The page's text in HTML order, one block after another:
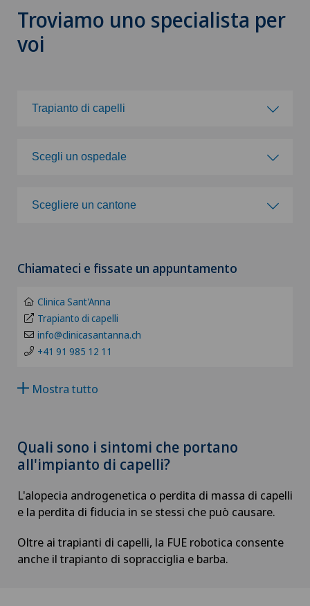
Troviamo uno specialista per
voi
Trapianto di capelli
Alter G
Andrologia
Angiologia
Artroscopia del ginocchio
Scegli un ospedale
Clinica Sant'Anna
Pazienti internazionali
Scegliere un cantone
BE
FR
GE
GR
VS
JU
Chiamateci e fissate un appuntamento
Clinica Sant'Anna
Trapianto di capelli
info@clinicasantanna.ch
+41 91 985 12 11
Mostra tutto
Quali sono i sintomi che portano
all'impianto di capelli?
L'alopecia androgenetica o perdita di massa di capelli
e la perdita di fiducia in se stessi che può causare.
Oltre ai trapianti di capelli, la FUE robotica consente
anche il trapianto di sopracciglia e barba.